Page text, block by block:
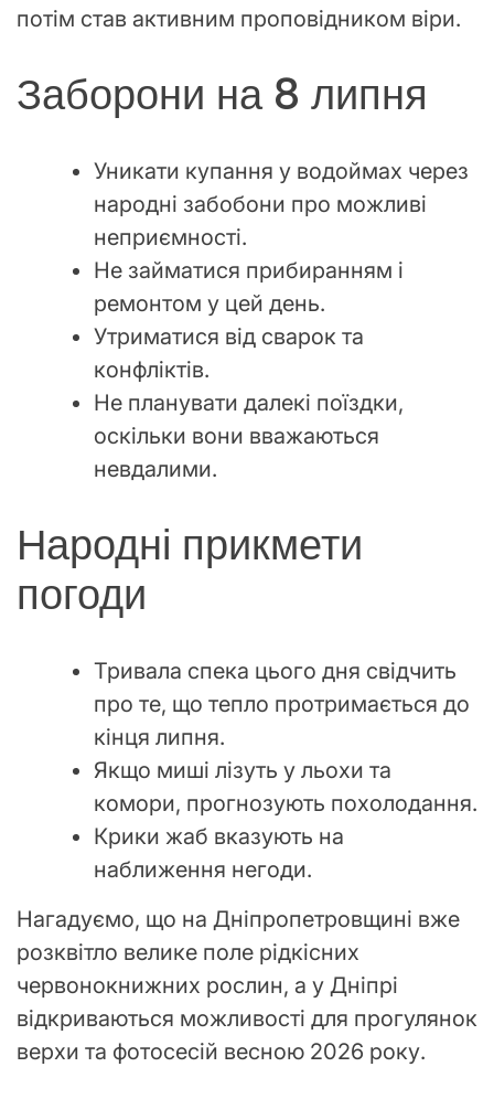
потім став активним проповідником віри.
Заборони на 8 липня
Уникати купання у водоймах через
народні забобони про можливі
неприємності.
Не займатися прибиранням і
ремонтом у цей день.
Утриматися від сварок та
конфліктів.
Не планувати далекі поїздки,
оскільки вони вважаються
невдалими.
Народні прикмети
погоди
Тривала спека цього дня свідчить
про те, що тепло протримається до
кінця липня.
Якщо миші лізуть у льохи та
комори, прогнозують похолодання.
Крики жаб вказують на
наближення негоди.
Нагадуємо, що на Дніпропетровщині вже
розквітло велике поле рідкісних
червонокнижних рослин, а у Дніпрі
відкриваються можливості для прогулянок
верхи та фотосесій весною 2026 року.